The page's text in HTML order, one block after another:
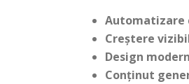
Automatizare
Creștere
Design
Conținut